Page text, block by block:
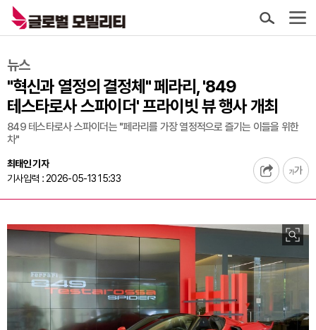
뉴스
"혁신과 열정의 결정체" 페라리, '849
테스타로사 스파이더' 프라이빗 뷰 행사 개최
849 테스타로사 스파이더는 "페라리를 가장 열정적으로 즐기는 이들을 위한
차"
최태인 기자
기사입력 : 2026-05-13 15:33